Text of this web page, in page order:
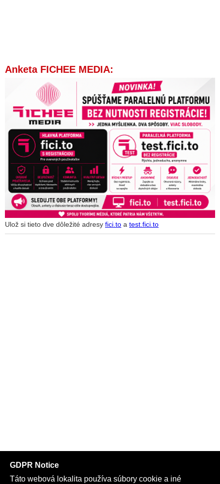
Anketa FICHEE MEDIA:
Ulož si tieto dve dôležité adresy fici.to a test.fici.to